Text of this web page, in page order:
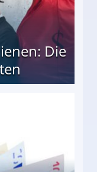
Die